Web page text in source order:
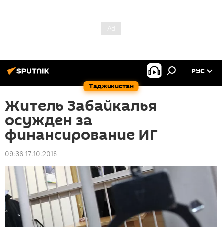
Таджикистан
РУС
Житель Забайкалья
осужден за
финансирование ИГ
09:36 17.10.2018